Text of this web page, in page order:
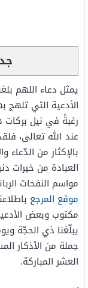
يمثل دعاء اللهم
الأدعية التي تلهج
رغبةً في نيل بركات
عند الله تعالى،
بالإكثار من
العبادة من خيرات
مواسم النفحات
موقع المرجع
مكتوب وبعض
يبلّغنا ذي الحجّة
جملة من الأذكار
العشر المباركة.